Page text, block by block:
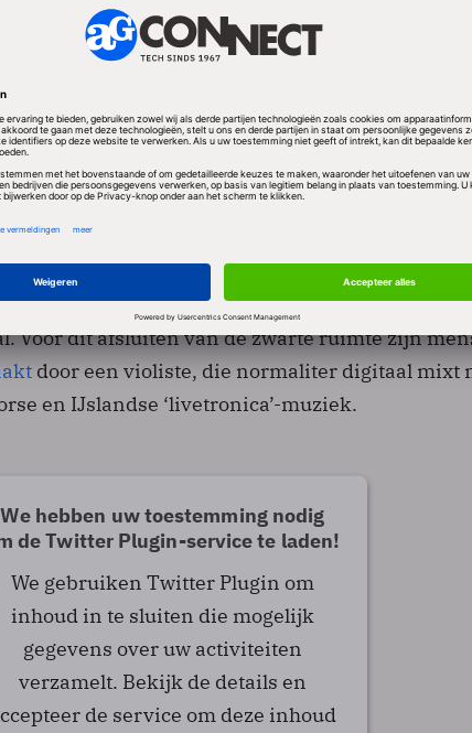
gegevens over uw activiteiten
verzamelt. Bekijk de details en
de service om deze inhoud
te zien.
Meer informatie
byUsercentrics Consent Management
heeft niet alleen tech-demonstraties,
en commercie in de centrale hal gehinderd.
zijn voor de veiligheid ook even
Vóór dit afsluiten van de zwarte ruimte zijn
door een violiste, die normaliter digitaal mixt
en IJslandse ‘livetronica’-muziek.
We hebben uw toestemming nodig
de Twitter Plugin-service te laden!
We gebruiken Twitter Plugin om
inhoud in te sluiten die mogelijk
gegevens over uw activiteiten
verzamelt. Bekijk de details en
de service om deze inhoud